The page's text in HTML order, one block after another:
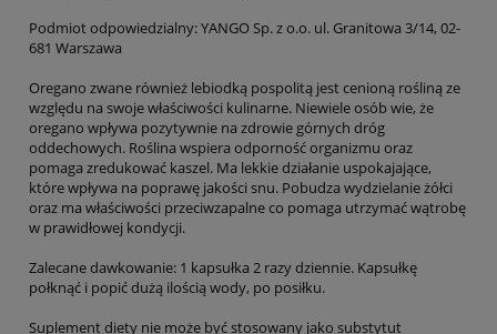
Podmiot odpowiedzialny: YANGO Sp. z o.o. ul. Granitowa 3/14, 02-
681 Warszawa
Oregano zwane również lebiodką pospolitą jest cenioną rośliną ze
względu na swoje właściwości kulinarne. Niewiele osób wie, że
oregano wpływa pozytywnie na zdrowie górnych dróg
oddechowych. Roślina wspiera odporność organizmu oraz
pomaga zredukować kaszel. Ma lekkie działanie uspokajające,
które wpływa na poprawę jakości snu. Pobudza wydzielanie żółci
oraz ma właściwości przeciwzapalne co pomaga utrzymać wątrobę
w prawidłowej kondycji.
Zalecane dawkowanie: 1 kapsułka 2 razy dziennie. Kapsułkę
połknąć i popić dużą ilością wody, po posiłku.
Suplement diety nie może być stosowany jako substytut